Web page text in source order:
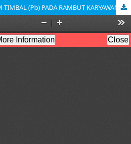
ANALISIS KADAR LOGAM TIMBAL (Pb) PADA RAMBUT KARYAWAN SPBU